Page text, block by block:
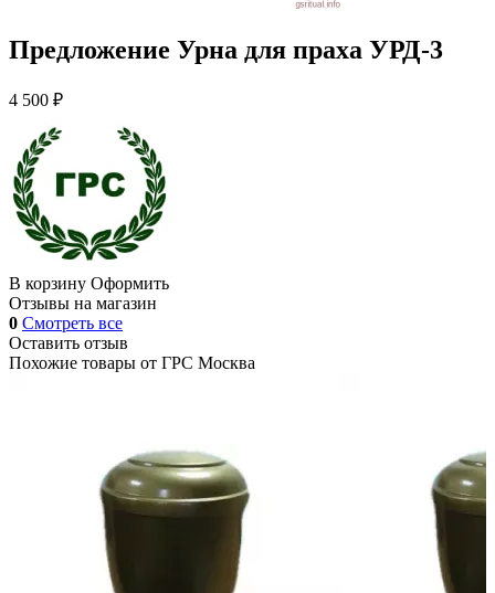
Предложение Урна для праха УРД-3
4 500 ₽
В корзину Оформить
Отзывы на магазин
0 Смотреть все
Оставить отзыв
Похожие товары от ГРС Москва